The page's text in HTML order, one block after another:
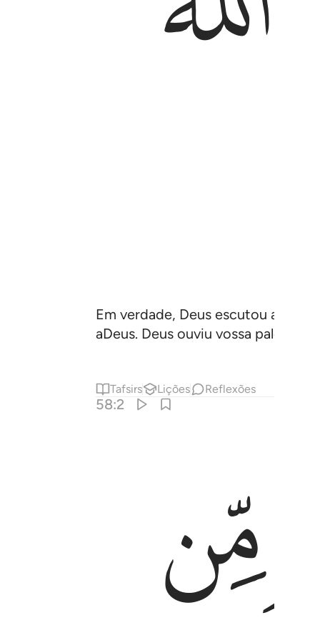
Em verdade, Deus escutou a
aDeus. Deus ouviu vossa palestra,
Tafsirs Lições Reflexões
58:2
غفور ٢
وَإِنَّ ٱللَّهَ لَعَفُوٌّ غَفُورٌۭ ٢
ﱘ